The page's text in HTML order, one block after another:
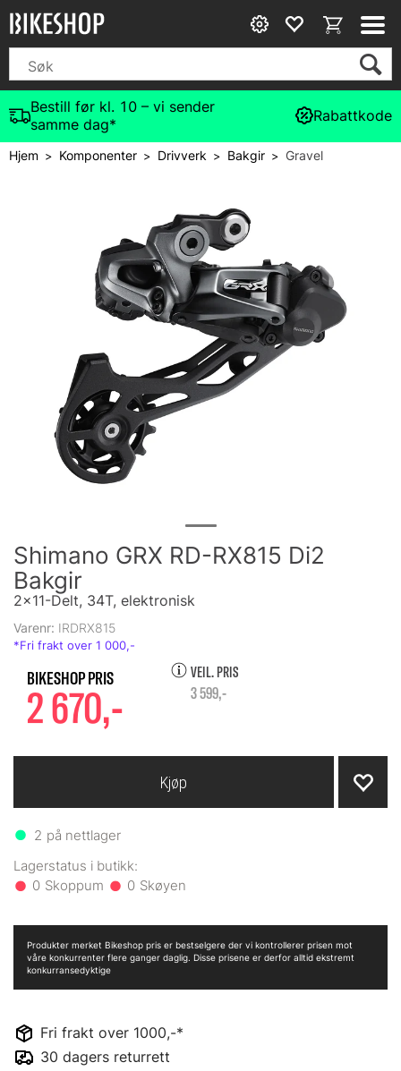
Bestill før kl. 10 – vi sender
samme dag*
Rabattkode
Hjem> Komponenter> Drivverk> Bakgir>Gravel
Shimano GRX RD-RX815 Di2
Bakgir
2x11-Delt, 34T, elektronisk
Varenr: IRDRX815
2 670,-
VEIL. PRIS
3 599,-
2 på nettlager
0 0
Kjøp
Fri frakt over 1000,-*
30 dagers returrett
Produkter merket Bikeshop pris er bestselgere der vi kontrollerer prisen mot
våre konkurrenter flere ganger daglig. Disse prisene er derfor alltid ekstremt
konkurransedyktige